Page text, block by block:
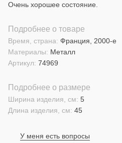
Очень хорошее состояние.
Подробнее о товаре
Материалы: Металл
Время, страна: Франция, 2000-е
Артикул: 74969
Подробнее о размере
Длина изделия, см: 45
Ширина изделия, см: 5
У меня есть вопросы